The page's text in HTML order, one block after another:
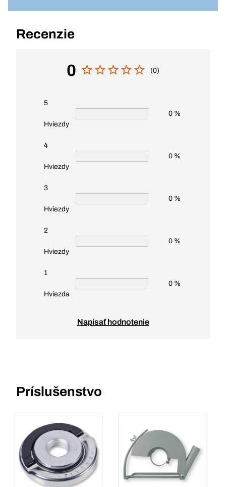
Recenzie
0 (0)
5
Hviezdy
0 %
4
Hviezdy
0 %
3
Hviezdy
0 %
2
Hviezdy
0 %
1
Hviezda
0 %
Napísať hodnotenie
Príslušenstvo